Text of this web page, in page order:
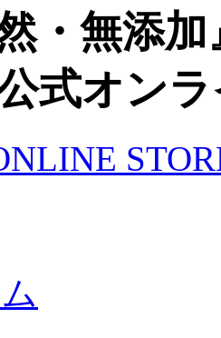
・無添
式オン